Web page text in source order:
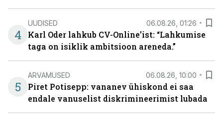
4
UUDISED 06.08.26, 01:26
Karl Oder lahkub CV-Online’ist: “Lahkumise
taga on isiklik ambitsioon areneda.”
5
ARVAMUSED 06.08.26, 10:00
Piret Potisepp: vananev ühiskond ei saa
endale vanuselist diskrimineerimist lubada